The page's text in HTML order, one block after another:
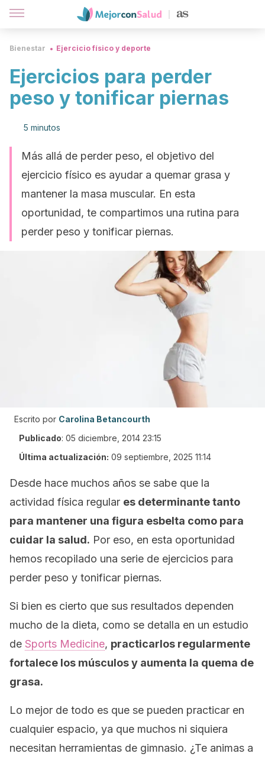
Bienestar Ejercicio físico y deporte
Ejercicios para perder
peso y tonificar piernas
5 minutos
Más allá de perder peso, el objetivo del
ejercicio físico es ayudar a quemar grasa y
mantener la masa muscular. En esta
oportunidad, te compartimos una rutina para
perder peso y tonificar piernas.
Escrito por Carolina Betancourth
Publicado: 05 diciembre, 2014 23:15
Última actualización: 09 septiembre, 2025 11:14
Desde hace muchos años se sabe que la
actividad física regular es determinante tanto
para mantener una figura esbelta como para
cuidar la salud. Por eso, en esta oportunidad
hemos recopilado una serie de ejercicios para
perder peso y tonificar piernas.
Si bien es cierto que sus resultados dependen
mucho de la dieta, como se detalla en un estudio
de Sports Medicine, practicarlos regularmente
fortalece los músculos y aumenta la quema de
grasa.
Lo mejor de todo es que se pueden practicar en
cualquier espacio, ya que muchos ni siquiera
necesitan herramientas de gimnasio. ¿Te animas a